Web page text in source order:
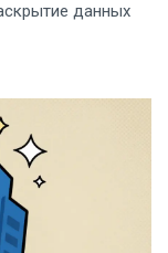
данных